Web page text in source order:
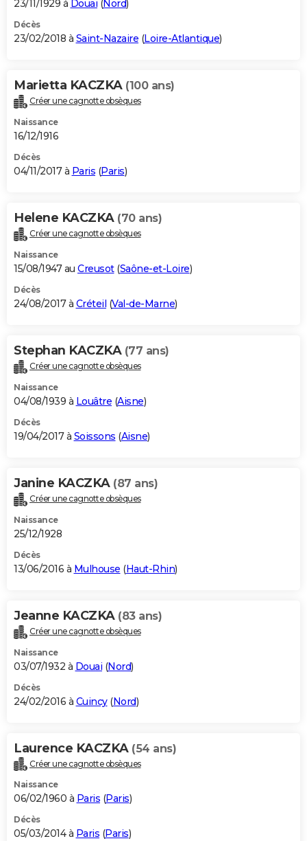
23/11/1929 à Douai (Nord)
Décès
23/02/2018 à Saint-Nazaire (Loire-Atlantique)
Marietta KACZKA (100 ans)
Créer une cagnotte obsèques
Naissance
16/12/1916
Décès
04/11/2017 à Paris (Paris)
Helene KACZKA (70 ans)
Créer une cagnotte obsèques
Naissance
15/08/1947 au Creusot(Saône-et-Loire)
Décès
24/08/2017 à Créteil (Val-de-Marne)
Stephan KACZKA (77 ans)
Créer une cagnotte obsèques
Naissance
04/08/1939 à Louâtre (Aisne)
Décès
19/04/2017 à Soissons (Aisne)
Janine KACZKA (87 ans)
Créer une cagnotte obsèques
Naissance
25/12/1928
Décès
13/06/2016 à Mulhouse (Haut-Rhin)
Jeanne KACZKA (83 ans)
Créer une cagnotte obsèques
Naissance
03/07/1932 à Douai (Nord)
Décès
24/02/2016 à Cuincy(Nord)
Laurence KACZKA (54 ans)
Créer une cagnotte obsèques
Naissance
06/02/1960 à Paris (Paris)
Décès
05/03/2014 à Paris (Paris)